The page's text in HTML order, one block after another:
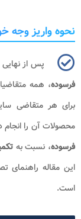
نحوه واریز وجه
پس از
فرسوده، همه
برای هر متقاضی
محصولات آن را انجام
فرسوده، نسبت به
این مقاله راهنمای
است.